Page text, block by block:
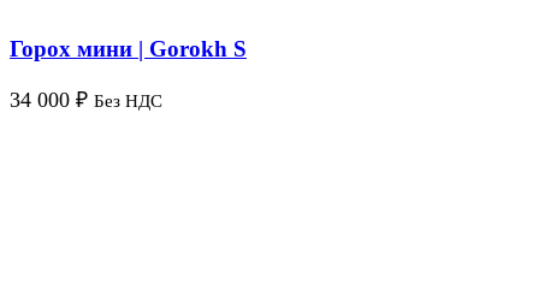
Горох мини | Gorokh S
34 000 ₽ Без НДС